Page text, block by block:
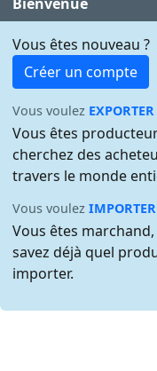
Vous êtes nouveau ?
Créer un compte
Vous voulez EXPORTER
Vous êtes
cherchez des
travers le monde
Vous voulezIMPORTER
Vous êtes
savez déjà quel
importer.